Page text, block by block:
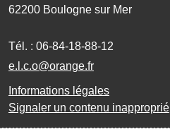
62200 Boulogne sur Mer
Tél. : 06-84-18-88-12
e.l.c.o@orange.fr
Informations légales
Signaler un contenu inapproprié